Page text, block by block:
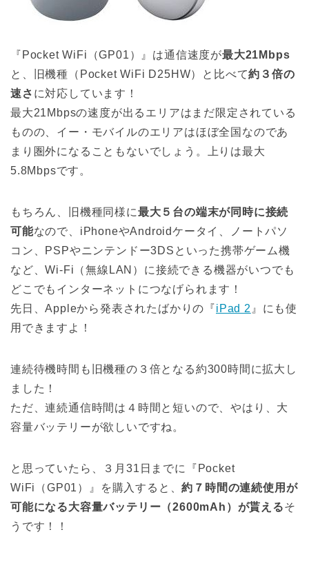
『Pocket WiFi（GP01）』は通信速度が最大21Mbps
と、旧機種（Pocket WiFi D25HW）と比べて約３倍の
速さ に対応しています！
最大21Mbpsの速度が出るエリアはまだ限定されている
ものの、イー・モバイルのエリアはほぼ全国なのであ
まり圏外になることもないでしょう。上りは最大
5.8Mbpsです。
もちろん、旧機種同様に最大５台の端末が同時に接続
可能なので、iPhoneやAndroidケータイ、ノートパソ
コン、PSPやニンテンドー3DSといった携帯ゲーム機
など、Wi-Fi（無線LAN）に接続できる機器がいつでも
どこでもインターネットにつなげられます！
先日、Appleから発表されたばかりの『iPad 2 』にも使
用できますよ！
連続待機時間も旧機種の３倍となる約300時間に拡大し
ました！
ただ、連続通信時間は４時間と短いので、やはり、大
容量バッテリーが欲しいですね。
と思っていたら、３月31日までに『Pocket
WiFi（GP01）』を購入すると、約７時間の連続使用が
可能になる大容量バッテリー（2600mAh）が貰えるそ
うです！！